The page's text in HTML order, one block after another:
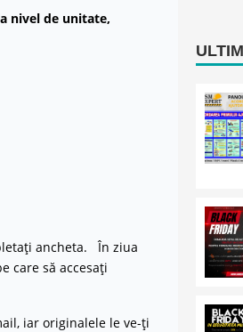
nivel de unitate,
ancheta. În ziua
care să accesați
iar originalele le ve-ți